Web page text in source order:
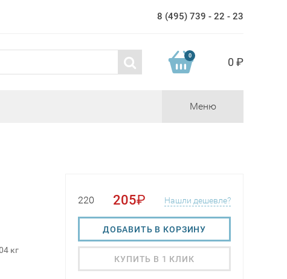
8 (495) 739 - 22 - 23
0 0 ₽
Меню
кг
220 205₽ Нашли дешевле?
ДОБАВИТЬ В КОРЗИНУ
КУПИТЬ В 1 КЛИК